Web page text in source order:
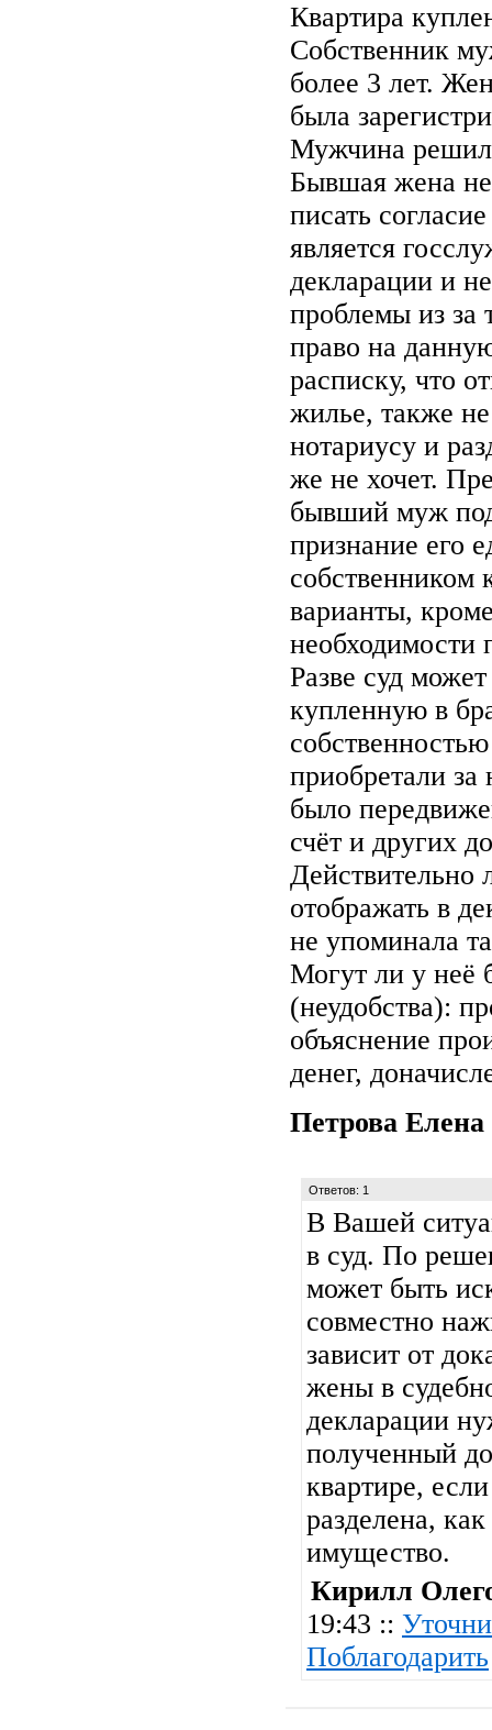
Квартира
Собственник
более 3 лет.
была
Мужчина решил
Бывшая жена
писать
является
декларации и
проблемы из за
право на
расписку, что
жилье, также
нотариусу и
же не хочет.
бывший муж
признание его
собственником
варианты,
необходимости
Разве суд
купленную в
приобретали
было
счёт и других
Действительно
отображать в
не упоминала
Могут ли у неё
(неудобства):
объяснение
денег,
Петрова Елена
Ответов: 1
В Вашей
в суд. По
может быть
совместно
зависит от
жены в
декларации
полученный
квартире,
разделена,
имущество.
Кирилл
19:43 ::
Поблагодарить